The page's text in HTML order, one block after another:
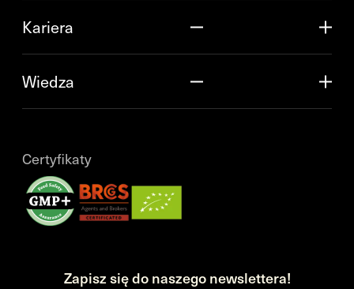
Kariera
Wiedza
Certyfikaty
Zapisz się do naszego newslettera!